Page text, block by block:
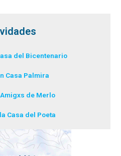
del Bicentenario
Casa Palmira
de Merlo
Casa del Poeta